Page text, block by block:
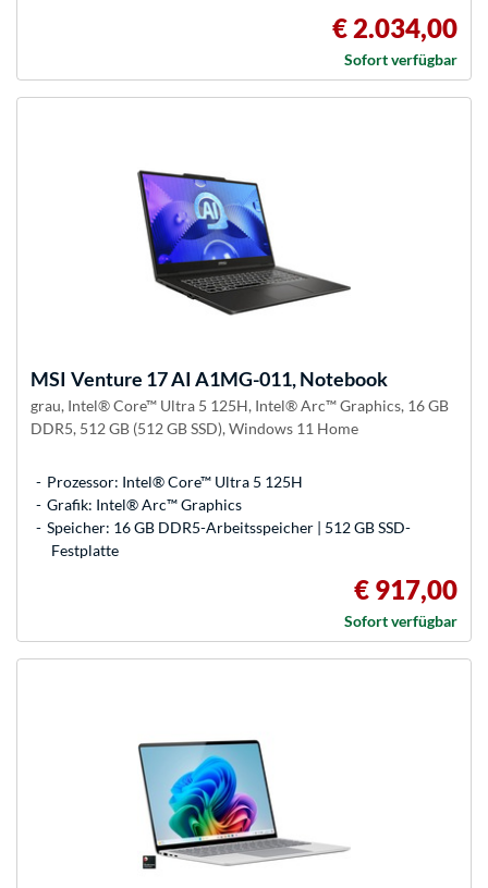
€ 2.034,00
Sofort verfügbar
MSI Venture 17 AI A1MG-011, Notebook
grau, Intel® Core™ Ultra 5 125H, Intel® Arc™ Graphics, 16 GB
DDR5, 512 GB (512 GB SSD), Windows 11 Home
Prozessor: Intel® Core™ Ultra 5 125H
Grafik: Intel® Arc™ Graphics
Speicher: 16 GB DDR5-Arbeitsspeicher | 512 GB SSD-
Festplatte
€ 917,00
Sofort verfügbar